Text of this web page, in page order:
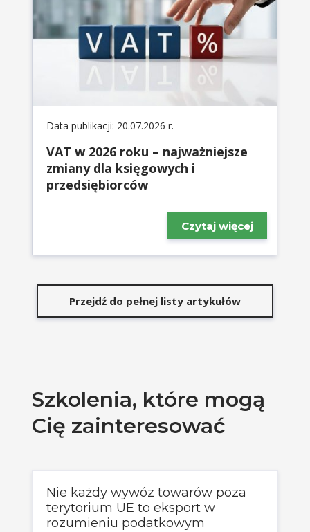
Data publikacji: 20.07.2026 r.
VAT w 2026 roku – najważniejsze
zmiany dla księgowych i
przedsiębiorców
Czytaj więcej
Przejdź do pełnej listy artykułów
Szkolenia, które mogą
Cię zainteresować
Nie każdy wywóz towarów poza
terytorium UE to eksport w
rozumieniu podatkowym